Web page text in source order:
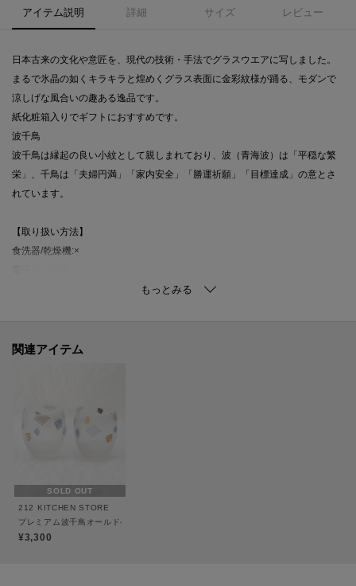
アイテム説明 詳細 サイズ レビュー
日本古来の文化や意匠を、現代の技術・手法でグラスウエアに写しました。
まるで氷晶の如くキラキラと煌めくグラス表面に金彩紋様が踊る、モダンで
涼しげな風合いの趣ある逸品です。
紙化粧箱入りでギフトにおすすめです。
波千鳥
波千鳥は縁起の良い小紋として親しまれており、波（青海波）は「平穏な繁
栄」、千鳥は「夫婦円満」「家内安全」「勝運祈願」「目標達成」の意とさ
れています。
【取り扱い方法】
食洗器/乾燥機:×
その他:--
容量:100ml
た、パソコン・スマートフォンなどの環境により、若干製品と画像のカラー
が異なる場合もございます。
関連アイテム
SOLD OUT
212 KITCHEN STORE
プレミアム波千鳥オールドペアセット
¥3,300